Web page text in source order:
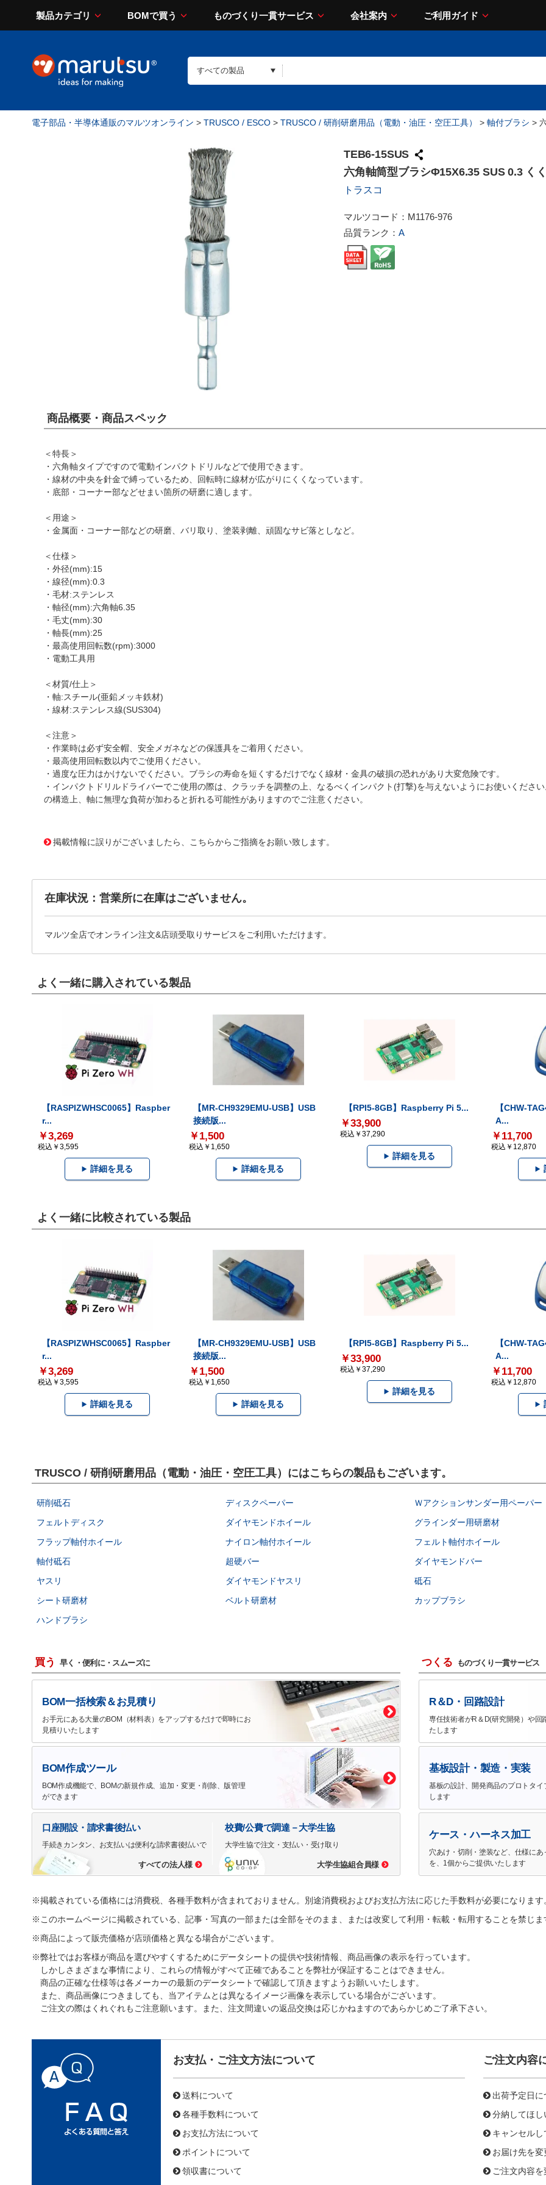
製品カテゴリ BOMで買う ものづくり一貫サービス 会社案内 ご利用ガイド
電子部品・半導体通販のマルツオンライン > TRUSCO / ESCO > TRUSCO / 研削研磨用品（電動・油圧・空圧工具） > 軸付ブラシ >
TEB6-15SUS
六角軸筒型ブラシΦ15X6.35 SUS 0.3 く
トラスコ
マルツコード： M1176-976
品質ランク： A
商品概要・商品スペック
＜特長＞
・六角軸タイプですので電動インパクトドリルなどで使用できます。
・線材の中央を針金で縛っているため、回転時に線材が広がりにくくなっています。
・底部・コーナー部などせまい箇所の研磨に適します。
＜用途＞
・金属面・コーナー部などの研磨、バリ取り、塗装剥離、頑固なサビ落としなど。
＜仕様＞
・外径(mm):15
・線径(mm):0.3
・毛材:ステンレス
・軸径(mm):六角軸6.35
・毛丈(mm):30
・軸長(mm):25
・最高使用回転数(rpm):3000
・電動工具用
＜材質/仕上＞
・軸:スチール(亜鉛メッキ鉄材)
・線材:ステンレス線(SUS304)
＜注意＞
・作業時は必ず安全帽、安全メガネなどの保護具をご着用ください。
・最高使用回転数以内でご使用ください。
・過度な圧力はかけないでください。ブラシの寿命を短くするだけでなく線材・金具の破損の恐れがあり大変危険です。
・インパクトドリルドライバーでご使用の際は、クラッチを調整の上、なるべくインパクト(打撃)を与えないようにお使いくださ
の構造上、軸に無理な負荷が加わると折れる可能性がありますのでご注意ください。
掲載情報に誤りがございましたら、こちらからご指摘をお願い致します。
在庫状況：営業所に在庫はございません。
マルツ全店でオンライン注文&店頭受取りサービスをご利用いただけます。
よく一緒に購入されている製品
【RASPIZWHSC0065】Raspber
r...
￥3,269
税込￥3,595
詳細を見る
【MR-CH9329EMU-USB】USB
接続版...
￥1,500
税込￥1,650
詳細を見る
【RPI5-8GB】Raspberry Pi 5...
￥33,900
税込￥37,290
詳細を見る
【CHW-
A...
￥11,700
税込￥12,870
よく一緒に比較されている製品
【RASPIZWHSC0065】Raspber
r...
￥3,269
税込￥3,595
詳細を見る
【MR-CH9329EMU-USB】USB
接続版...
￥1,500
税込￥1,650
詳細を見る
【RPI5-8GB】Raspberry Pi 5...
￥33,900
税込￥37,290
詳細を見る
【CHW-
A...
￥11,700
税込￥12,870
TRUSCO / 研削研磨用品（電動・油圧・空圧工具）にはこちらの製品もございます。
研削砥石 ディスクペーパー
Ｗアクションサンダー用ペーパー
フェルトディスク
ダイヤモンドホイール
グラインダー用研磨材
フラップ軸付ホイール
ナイロン軸付ホイール
フェルト軸付ホイール
軸付砥石
超硬バー
ダイヤモンドバー
ヤスリ
ダイヤモンドヤスリ
砥石
シート研磨材
ベルト研磨材
カップブラシ
ハンドブラシ
買う 早く・便利に・スムーズに
BOM一括検索＆お見積り
お手元にある大量のBOM（材料表）をアップするだけで即時にお
見積りいたします
BOM作成ツール
BOM作成機能で、BOMの新規作成、追加・変更・削除、版管理
ができます
口座開設・請求書後払い
手続きカンタン、お支払いは便利な請求書後払いで
すべての法人様
校費/公費で調達－大学生協
大学生協で注文・支払い・受け取り
大学生協組合員様
つくる ものづくり一貫サービス
R＆D・回路設計
専任技術者がR＆D(研究開発）や回
たします
基板設計・製造・実装
基板の設計、開発商品のプロトタ
します
ケース・ハーネス加工
穴あけ・切削・塗装など、仕様に
を、1個からご提供いたします
※掲載されている価格には消費税、各種手数料が含まれておりません。別途消費税およびお支払方法に応じた手数料が必要になります
※このホームページに掲載されている、記事・写真の一部または全部をそのまま、または改変して利用・転載・転用することを禁じま
※商品によって販売価格が店頭価格と異なる場合がございます。
※弊社ではお客様が商品を選びやすくするためにデータシートの提供や技術情報、商品画像の表示を行っています。
しかしさまざまな事情により、これらの情報がすべて正確であることを弊社が保証することはできません。
商品の正確な仕様等は各メーカーの最新のデータシートで確認して頂きますようお願いいたします。
また、商品画像につきましても、当アイテムとは異なるイメージ画像を表示している場合がございます。
ご注文の際はくれぐれもご注意願います。また、注文間違いの返品交換は応じかねますのであらかじめご了承下さい。
お支払・ご注文方法について
送料について
各種手数料について
お支払方法について
ポイントについて
領収書について
ご注文内容
出荷予定日に
分納してほし
キャンセルし
お届け先を
ご注文内容